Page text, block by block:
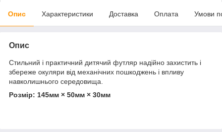
Опис Характеристики Доставка Оплата Умови
Опис
Стильний і практичний дитячий футляр надійно захистить і
збереже окуляри від механічних пошкоджень і впливу
навколишнього середовища.
Розмір: 145мм × 50мм × 30мм